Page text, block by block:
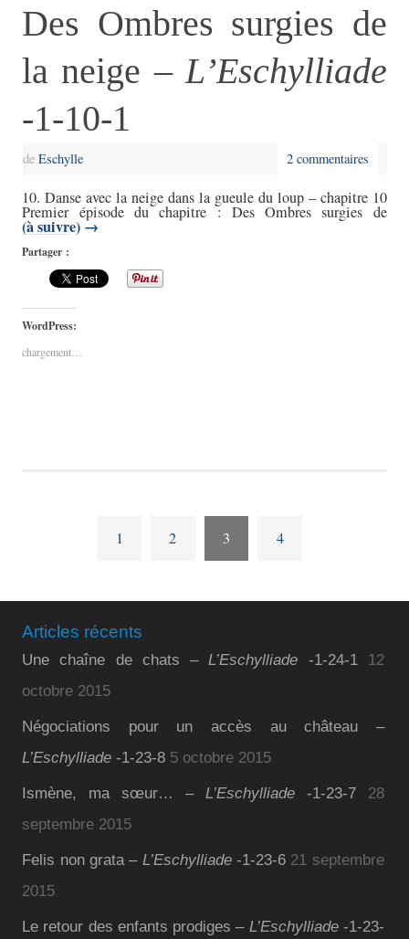
Des Ombres surgies de
la neige –L’Eschylliade
-1-10-1
deEschylle 2 commentaires
10. Danse avec la neige dans la gueule du loup – chapitre 10
Premier épisode du chapitre : Des Ombres surgies de
(à suivre) →
Partager :
WordPress:
chargement…
1 2 3 4
Articles récents
Une chaîne de chats –L’Eschylliade -1-24-1
12
octobre 2015
Négociations pour un accès au château –
L’Eschylliade -1-23-8 5 octobre 2015
Ismène, ma sœur… – L’Eschylliade-1-23-7
28
septembre 2015
Felis non grata – L’Eschylliade-1-23-6 21 septembre
2015
Le retour des enfants prodiges – L’Eschylliade-1-23-